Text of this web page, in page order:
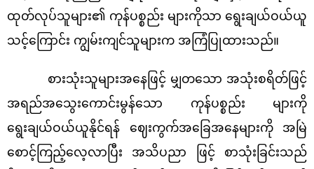
ထုတ်လုပ်သူများ၏ ကုန်ပစ္စည်း များကိုသာ ရွေးချယ်ဝယ်ယူ
သင့်ကြောင်း ကျွမ်းကျင်သူများက အကြံပြုထားသည်။
စားသုံးသူများအနေဖြင့် မျှတသော အသုံးစရိတ်ဖြင့်
အရည်အသွေးကောင်းမွန်သော ကုန်ပစ္စည်း များကို
ရွေးချယ်ဝယ်ယူနိုင်ရန် ဈေးကွက်အခြေအနေများကို အမြဲ
စောင့်ကြည့်လေ့လာပြီး အသိပညာ ဖြင့် စာသုံးခြင်းသည်